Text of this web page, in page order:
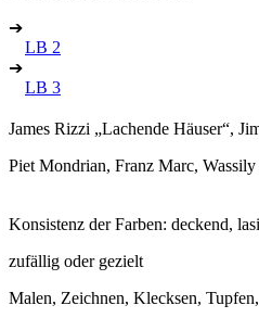
➔
LB 2
➔
LB 3
James Rizzi „Lachende Häuser“,
Piet Mondrian, Franz Marc,
Konsistenz der Farben: deckend,
zufällig oder gezielt
Malen, Zeichnen, Klecksen,